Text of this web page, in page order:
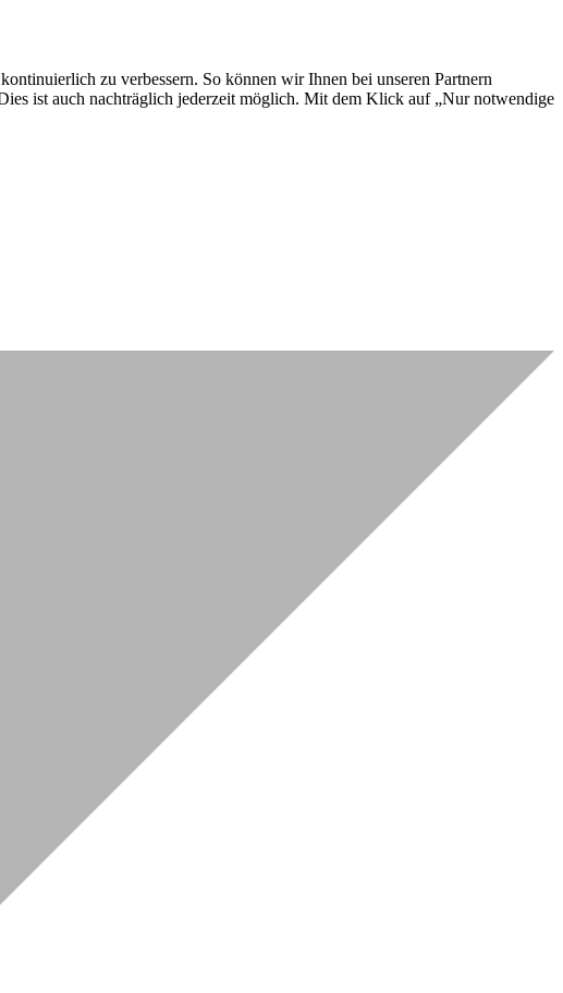
zu verbessern. So können wir Ihnen bei unseren Partnern
ist auch nachträglich jederzeit möglich. Mit dem Klick auf „Nur notwendige